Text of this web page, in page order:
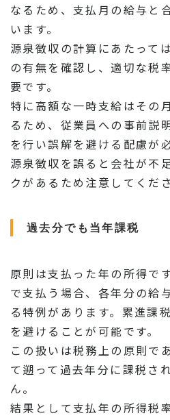
なるため、支払月の給与と
います。
源泉徴収の計算にあたって
の有無を確認し、適切な税
要です。
特に高額な一時支給はその
るため、従業員への事前説
を行い誤解を避ける配慮が
源泉徴収を誤ると会社が不
クがあるため注意してくださ
過去分でも当年課税
原則は支払った年の所得で
で支払う場合、各年分の給
る特例があります。累進課
を避けることが可能です。
この扱いは税務上の原則で
て遡って過去年分に課税さ
ん。
結果として支払年の所得税